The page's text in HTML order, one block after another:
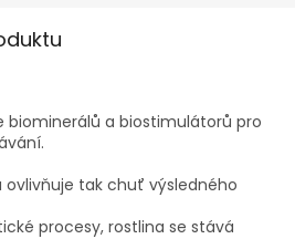
biominerálů a biostimulátorů pro
ovlivňuje tak chuť výsledného
procesy, rostlina se stává